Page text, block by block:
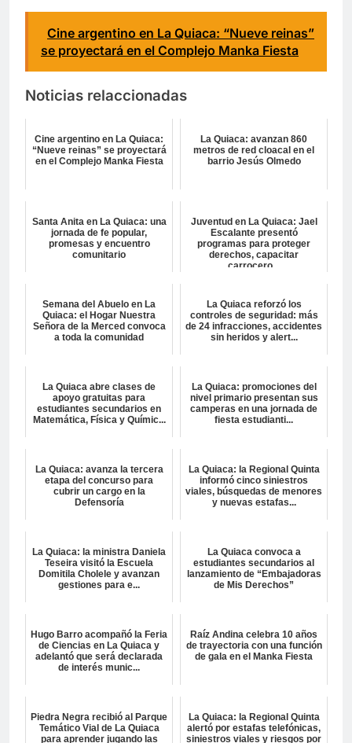
Cine argentino en La Quiaca: “Nueve reinas”
se proyectará en el Complejo Manka Fiesta
Noticias relaccionadas
Cine argentino en La Quiaca:
“Nueve reinas” se proyectará
en el Complejo Manka Fiesta
La Quiaca: avanzan 860
metros de red cloacal en el
barrio Jesús Olmedo
Santa Anita en La Quiaca: una
jornada de fe popular,
promesas y encuentro
comunitario
Juventud en La Quiaca: Jael
Escalante presentó
programas para proteger
derechos, capacitar
carrocero...
Semana del Abuelo en La
Quiaca: el Hogar Nuestra
Señora de la Merced convoca
a toda la comunidad
La Quiaca reforzó los
controles de seguridad: más
de 24 infracciones, accidentes
sin heridos y alert...
La Quiaca abre clases de
apoyo gratuitas para
estudiantes secundarios en
Matemática, Física y Químic...
La Quiaca: promociones del
nivel primario presentan sus
camperas en una jornada de
fiesta estudianti...
La Quiaca: avanza la tercera
etapa del concurso para
cubrir un cargo en la
Defensoría
La Quiaca: la Regional Quinta
informó cinco siniestros
viales, búsquedas de menores
y nuevas estafas...
La Quiaca: la ministra Daniela
Teseira visitó la Escuela
Domitila Cholele y avanzan
gestiones para e...
La Quiaca convoca a
estudiantes secundarios al
lanzamiento de “Embajadoras
de Mis Derechos”
Hugo Barro acompañó la Feria
de Ciencias en La Quiaca y
adelantó que será declarada
de interés munic...
Raíz Andina celebra 10 años
de trayectoria con una función
de gala en el Manka Fiesta
Piedra Negra recibió al Parque
Temático Vial de La Quiaca
para aprender jugando las
La Quiaca: la Regional Quinta
alertó por estafas telefónicas,
siniestros viales y riesgos por